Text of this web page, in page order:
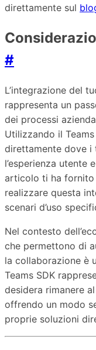
direttamente sul
#
L’integrazione del
rappresenta un
dei processi
Utilizzando il
direttamente dove i
l’esperienza utente
articolo ti ha fornito
realizzare questa
scenari d’uso
Nel contesto
che permettono di
la collaborazione è
Teams SDK
desidera rimanere
offrendo un modo
proprie soluzioni